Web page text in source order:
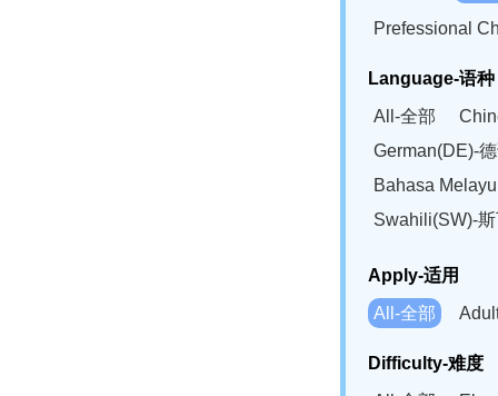
Prefessional
Language-语种
All-全部
German(DE)-
Bahasa
Swahili(SW)-
Apply-适用
All-全部
Difficulty-难度